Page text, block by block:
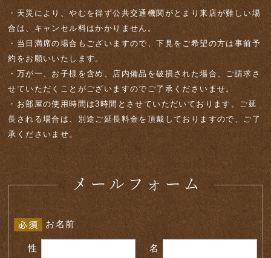
・天災により、やむを得ず公共交通機関がとまり来店が難しい場
合は、キャンセル料はかかりません。
・当日満席の場合もございますので、下見をご希望の方は事前予
約をお願いいたします。
・万が一、お子様を含め、店内備品を破損された場合、ご請求さ
せていただくことがございますのでご了承くださいませ。
・お部屋の使用時間は3時間とさせていただいております。ご延
長される場合は、別途ご延長料金を頂戴しておりますので、ご了
承くださいませ。
お名前
性 名